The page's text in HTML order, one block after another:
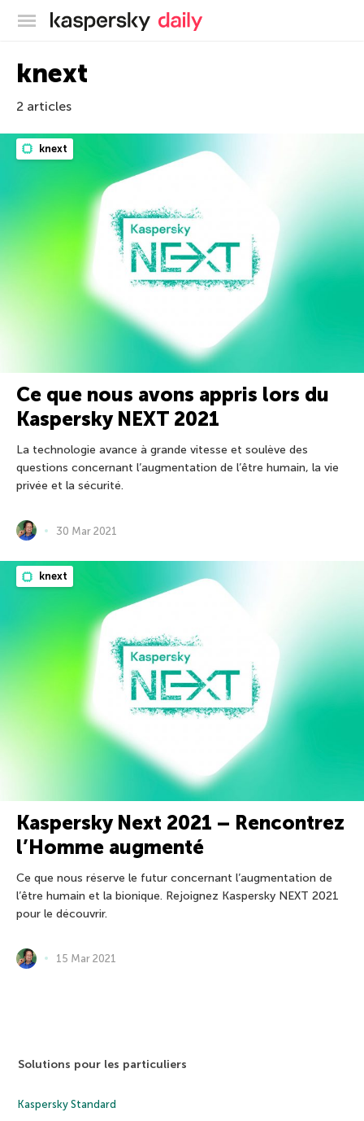
Blog officiel de Kaspersky
knext
2 articles
knext
Ce que nous avons appris lors du
Kaspersky NEXT 2021
La technologie avance à grande vitesse et soulève des
questions concernant l’augmentation de l’être humain, la vie
privée et la sécurité.
30 Mar 2021
knext
Kaspersky Next 2021 – Rencontrez
l’Homme augmenté
Ce que nous réserve le futur concernant l’augmentation de
l’être humain et la bionique. Rejoignez Kaspersky NEXT 2021
pour le découvrir.
15 Mar 2021
Solutions pour les particuliers
Kaspersky Standard